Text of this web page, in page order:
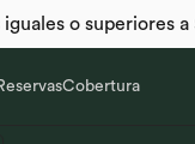
o superiores
Cobertura